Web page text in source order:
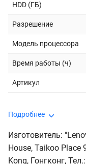
HDD (ГБ)
Разрешение
Модель процессора
Время работы (ч)
Артикул
Подробнее
Изготовитель:
House, Taikoo Place
Kong, Гонгконг,